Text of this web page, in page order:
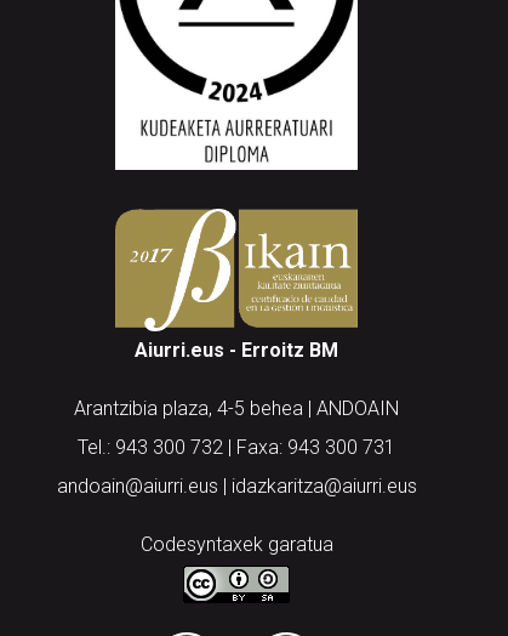
Aiurri.eus - Erroitz BM
Arantzibia plaza, 4-5 behea | ANDOAIN
Tel.: 943 300 732 | Faxa: 943 300 731
andoain@aiurri.eus | idazkaritza@aiurri.eus
Codesyntaxek garatua